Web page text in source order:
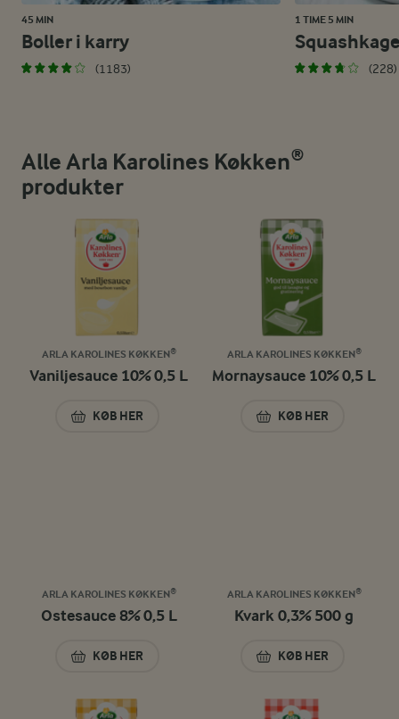
45 MIN
Boller i karry
(1183)
1 TIME 5 MIN
(228)
Alle Arla Karolines Køkken®
produkter
ARLA KAROLINES KØKKEN®
Vaniljesauce 10% 0,5 L
KØB HER
VANILJESAUCE 10% 0,5 L
ARLA KAROLINES KØKKEN®
Mornaysauce 10% 0,5 L
KØB HER
MORNAYSAUCE
ARLA KAROLINES KØKKEN®
Ostesauce 8% 0,5 L
KØB HER
OSTESAUCE 8% 0,5 L
ARLA KAROLINES KØKKEN®
Kvark 0,3% 500 g
KØB HER
KVARK 0,3% 500 G